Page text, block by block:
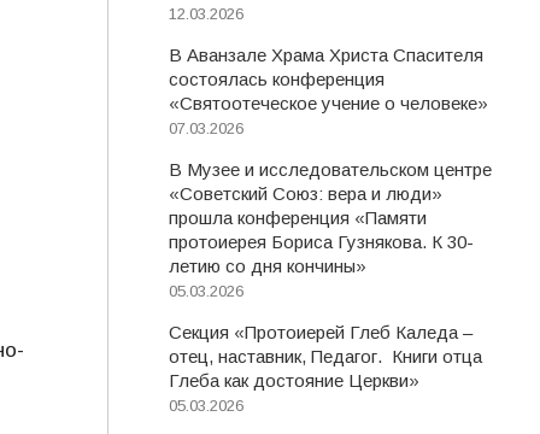
12.03.2026
В Аванзале Храма Христа Спасителя
состоялась конференция
«Святоотеческое учение о человеке»
07.03.2026
В Музее и исследовательском центре
«Советский Союз: вера и люди»
прошла конференция «Памяти
протоиерея Бориса Гузнякова. К 30-
летию со дня кончины»
05.03.2026
Секция «Протоиерей Глеб Каледа –
отец, наставник, Педагог. Книги отца
Глеба как достояние Церкви»
05.03.2026